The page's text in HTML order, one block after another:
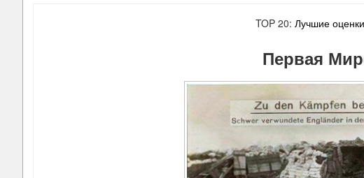
TOP 20:Лучшие оценки
Первая